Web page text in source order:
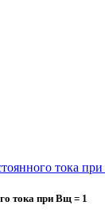
тока
тока при Вщ = 1